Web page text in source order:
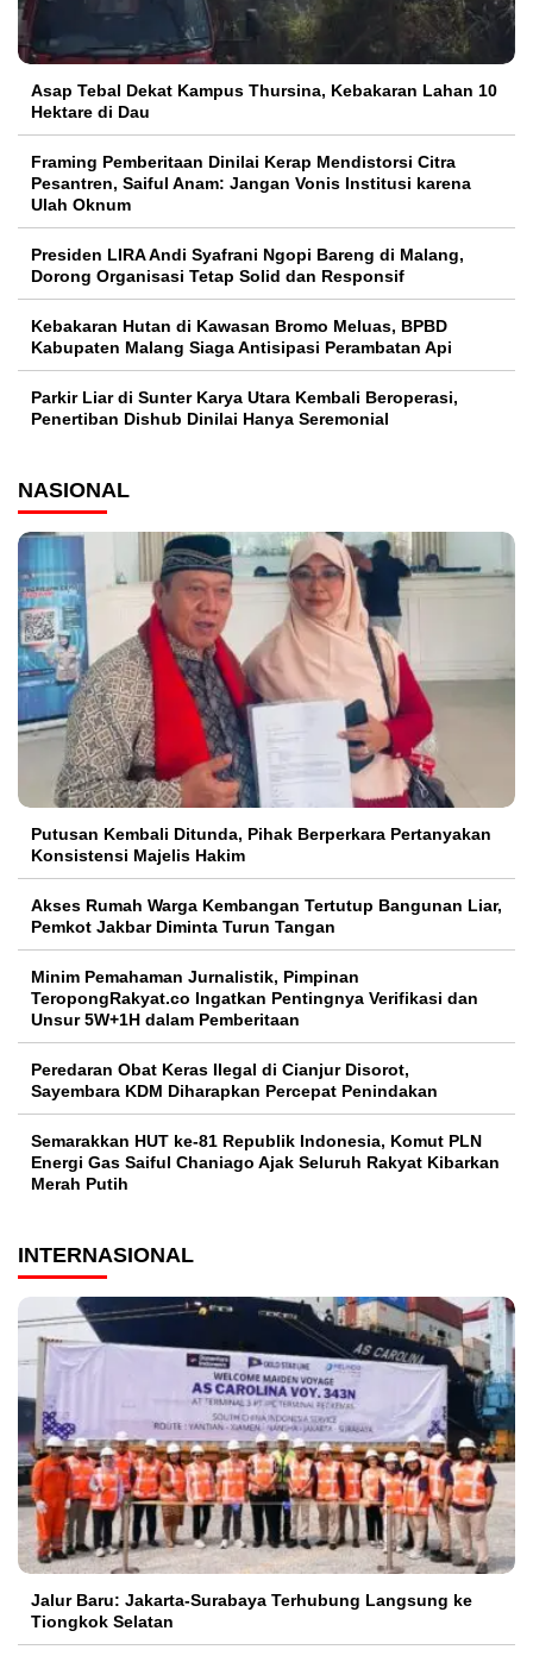
Asap Tebal Dekat Kampus Thursina, Kebakaran Lahan 10
Hektare di Dau
Framing Pemberitaan Dinilai Kerap Mendistorsi Citra
Pesantren, Saiful Anam: Jangan Vonis Institusi karena
Ulah Oknum
Presiden LIRA Andi Syafrani Ngopi Bareng di Malang,
Dorong Organisasi Tetap Solid dan Responsif
Kebakaran Hutan di Kawasan Bromo Meluas, BPBD
Kabupaten Malang Siaga Antisipasi Perambatan Api
Parkir Liar di Sunter Karya Utara Kembali Beroperasi,
Penertiban Dishub Dinilai Hanya Seremonial
NASIONAL
Putusan Kembali Ditunda, Pihak Berperkara Pertanyakan
Konsistensi Majelis Hakim
Akses Rumah Warga Kembangan Tertutup Bangunan Liar,
Pemkot Jakbar Diminta Turun Tangan
Minim Pemahaman Jurnalistik, Pimpinan
TeropongRakyat.co Ingatkan Pentingnya Verifikasi dan
Unsur 5W+1H dalam Pemberitaan
Peredaran Obat Keras Ilegal di Cianjur Disorot,
Sayembara KDM Diharapkan Percepat Penindakan
Semarakkan HUT ke-81 Republik Indonesia, Komut PLN
Energi Gas Saiful Chaniago Ajak Seluruh Rakyat Kibarkan
Merah Putih
INTERNASIONAL
Jalur Baru: Jakarta-Surabaya Terhubung Langsung ke
Tiongkok Selatan